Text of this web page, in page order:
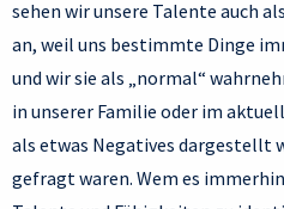
sehen wir unsere Talente auch
an, weil uns bestimmte Dinge
und wir sie als „normal“
in unserer Familie oder im
als etwas Negatives dargestellt
gefragt waren. Wem es